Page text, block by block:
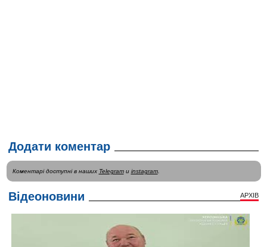
Додати коментар
Коментарі доступні в наших Telegramи instagram.
Відеоновини АРХІВ